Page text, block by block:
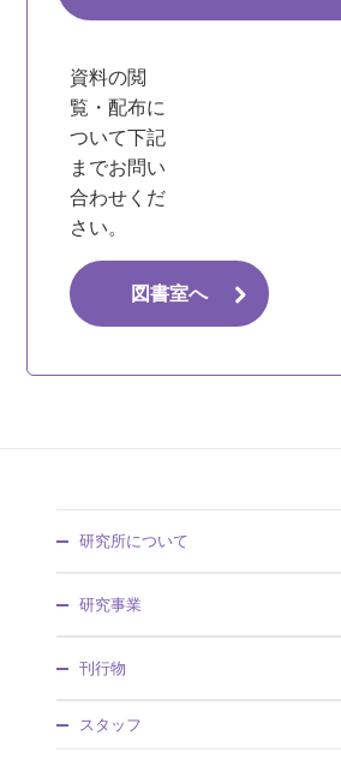
資料の閲
覧・配布に
ついて下記
までお問い
合わせくだ
さい。
図書室へ
研究所について
組織・所掌
事業概要
沿革・歴史館
採用情報
調達情報
情報公開
研究事業
将来推計人口・世帯数
社会保障費用統計
社会保障・人口問題基本調査
刊行物
社会保障研究
スタッフ